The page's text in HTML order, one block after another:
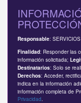
Responsable: SERVICIOS
Finalidad: Responder las
información solicitada;
Destinatarios: Solo se
Derechos: Acceder,
indica en la información
información completa de
Privacidad